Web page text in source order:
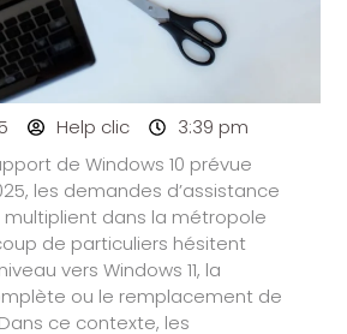
Help clic
3:39 pm
de Windows 10 prévue
les demandes d’assistance
dans la métropole
de particuliers hésitent
vers Windows 11, la
ou le remplacement de
ce contexte, les